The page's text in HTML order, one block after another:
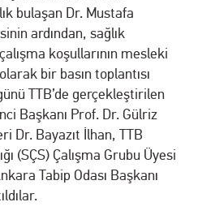
bulaşan Dr. Mustafa
ardından, sağlık
koşullarının mesleki
bir basın toplantısı
TTB’de gerçekleştirilen
Başkanı Prof. Dr. Gülriz
Dr. Bayazıt İlhan, TTB
(SÇS) Çalışma Grubu Üyesi
Tabip Odası Başkanı